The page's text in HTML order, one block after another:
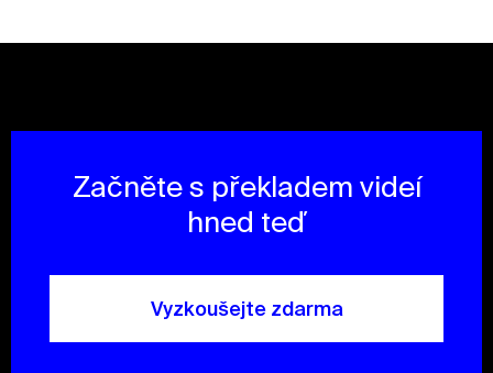
Začněte s překladem videí
hned teď
Vyzkoušejte zdarma